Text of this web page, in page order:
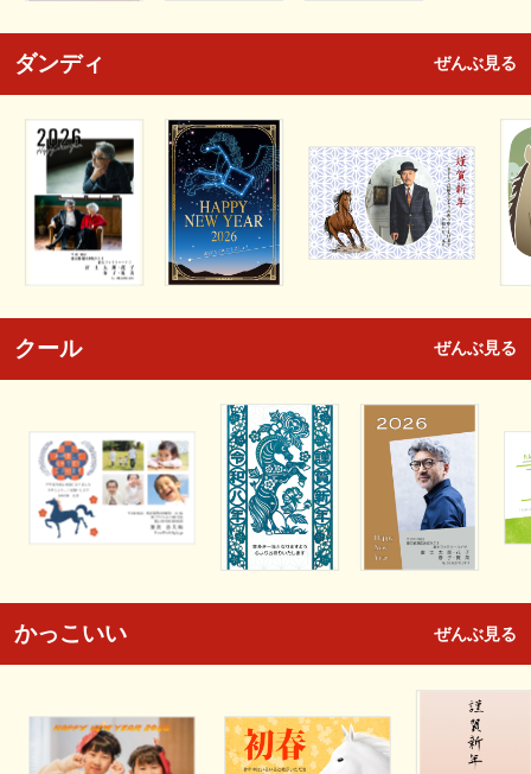
ダンディ ぜんぶ見る
クール ぜんぶ見る
かっこいい ぜんぶ見る